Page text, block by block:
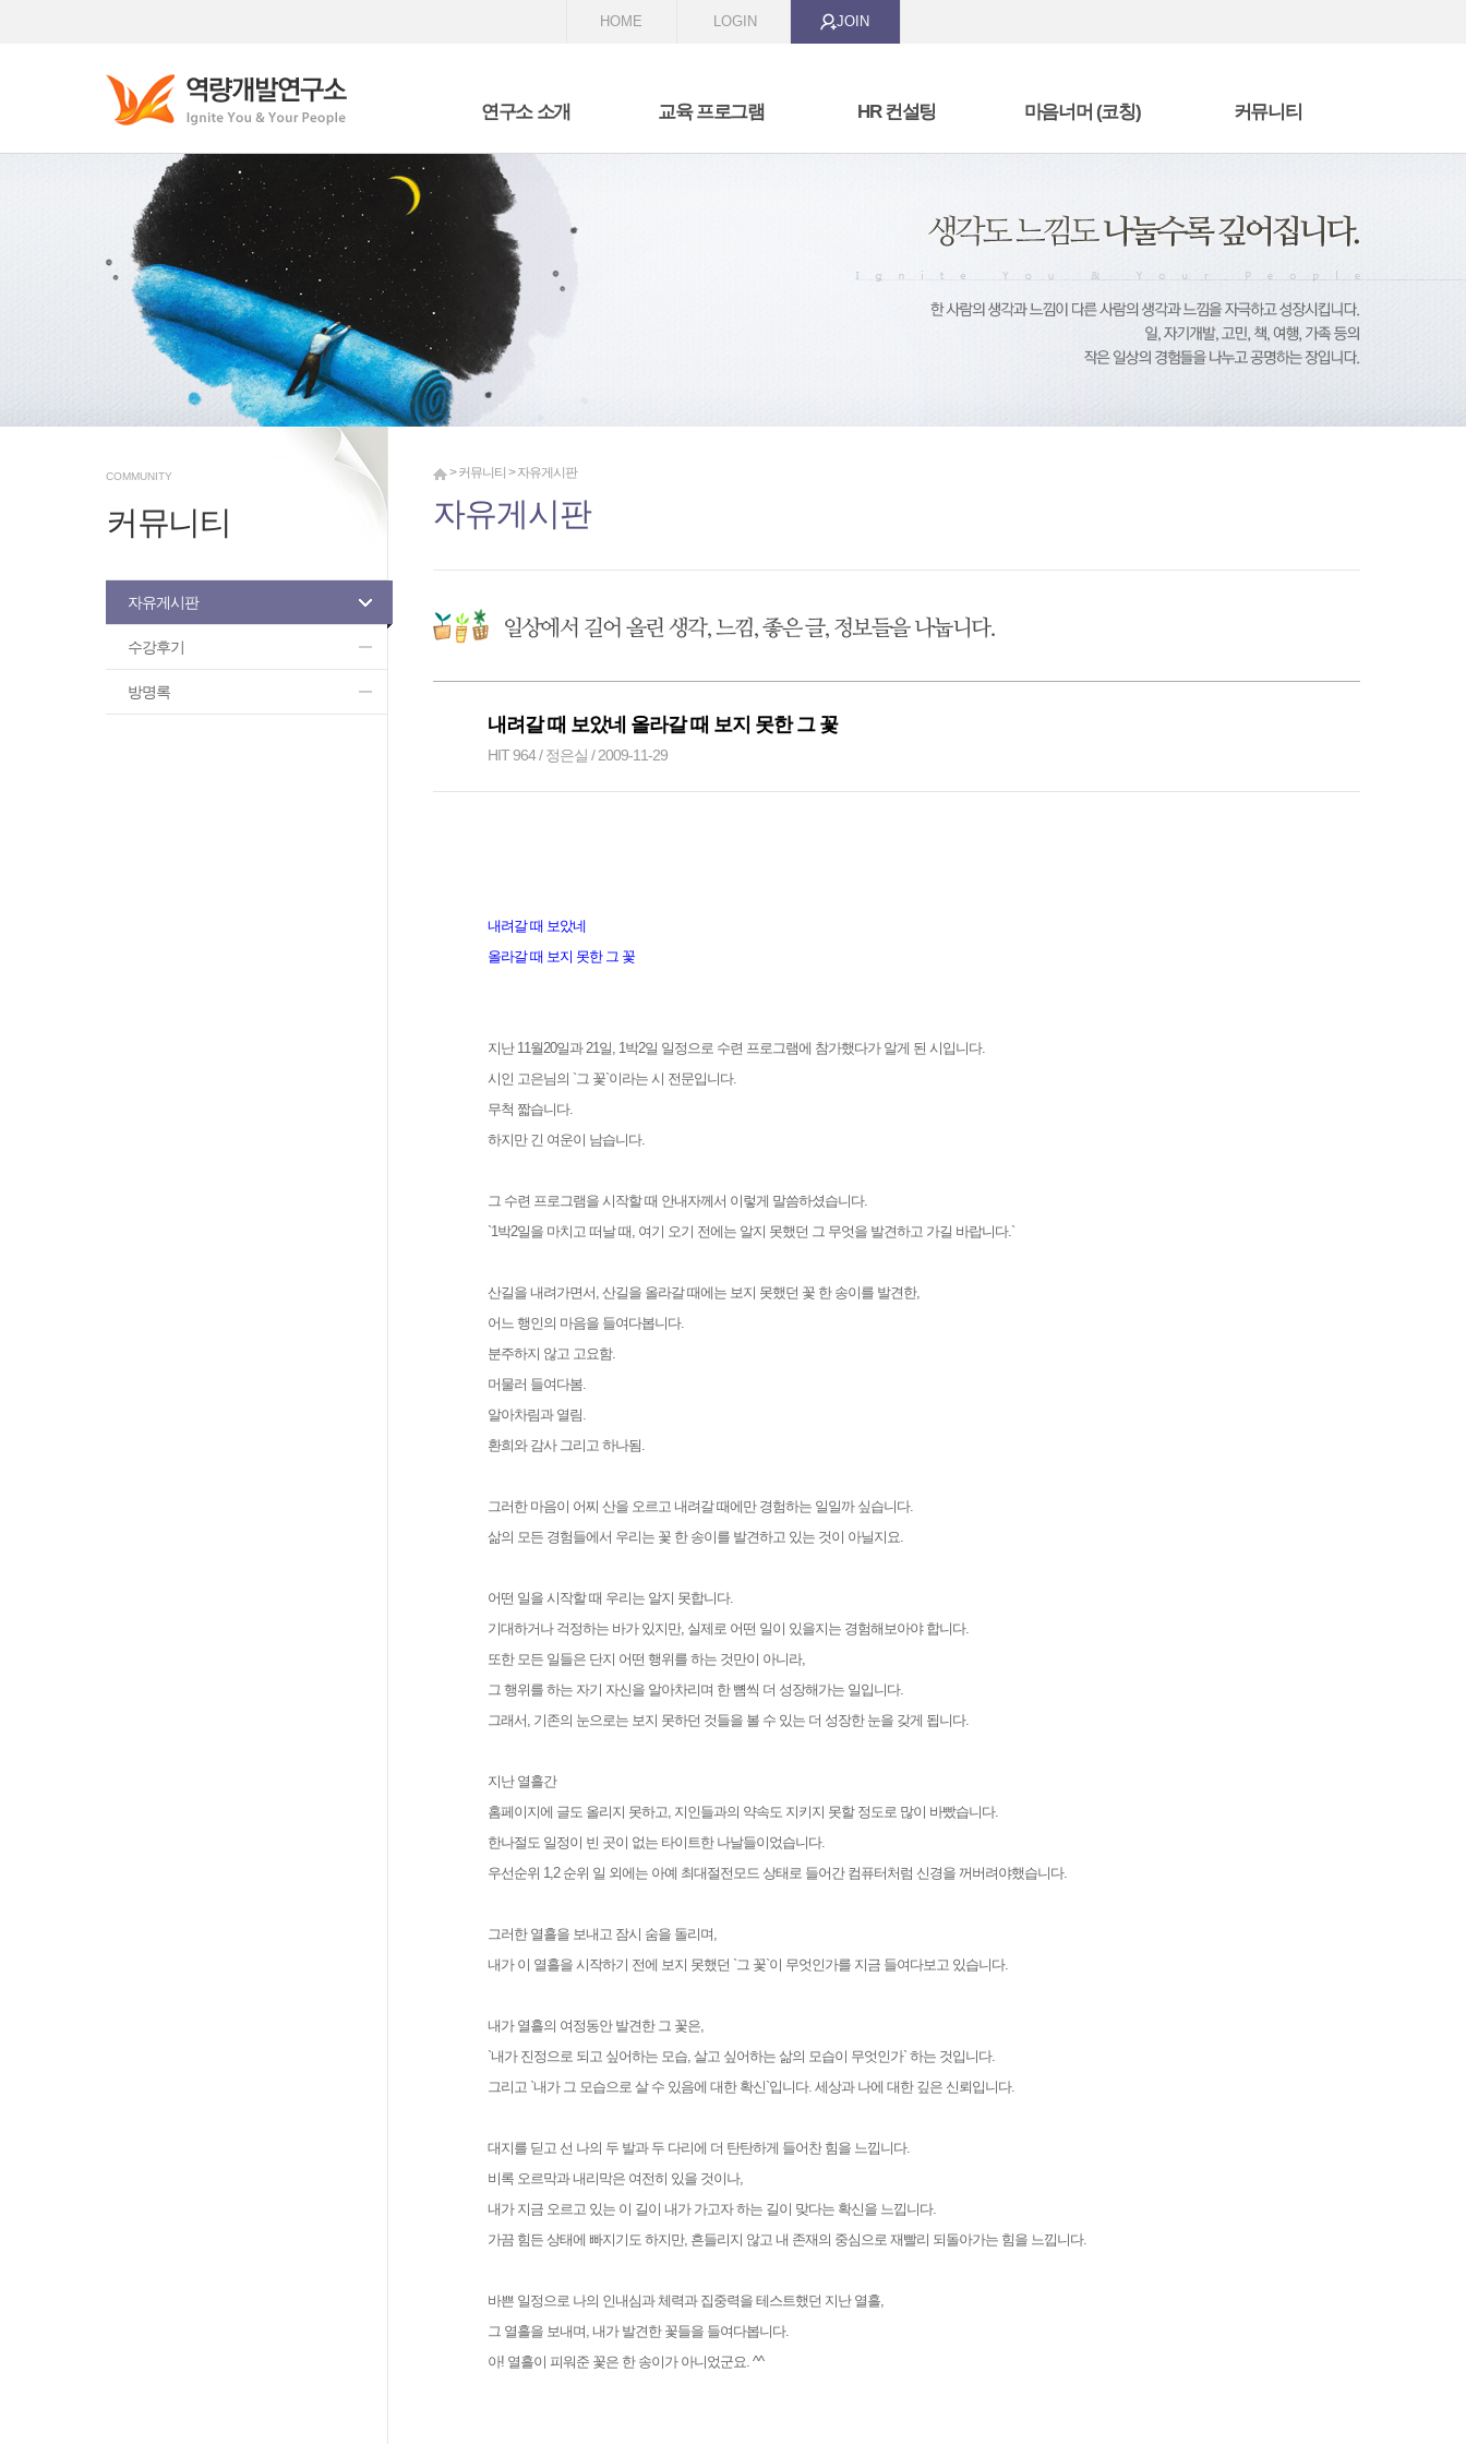
HOME LOGIN JOIN
연구소 소개
Who we are
What we are doing
교육 프로그램 HR 컨설팅
역량 모델링 및 역량 진단
선발 시스템 구축
성과 관리 시스템 구축
마음너머 (코칭)
책을 읽고
에니어그램 전문가 과정
상담/코칭 프로그램
커뮤니티
수강후기
방명록
COMMUNITY
커뮤니티
자유게시판
수강후기
방명록
> 커뮤니티 > 자유게시판
자유게시판
내려갈 때 보았네 올라갈 때 보지 못한 그 꽃
HIT 964 / 정은실 / 2009-11-29
내려갈 때 보았네
올라갈 때 보지 못한 그 꽃
지난 11월20일과 21일, 1박2일 일정으로 수련 프로그램에 참가했다가 알게 된 시입니다.
시인 고은님의 `그 꽃`이라는 시 전문입니다.
무척 짧습니다.
하지만 긴 여운이 남습니다.
그 수련 프로그램을 시작할 때 안내자께서 이렇게 말씀하셨습니다.
`1박2일을 마치고 떠날 때, 여기 오기 전에는 알지 못했던 그 무엇을 발견하고 가길 바랍니다.`
산길을 내려가면서, 산길을 올라갈 때에는 보지 못했던 꽃 한 송이를 발견한,
어느 행인의 마음을 들여다봅니다.
분주하지 않고 고요함.
머물러 들여다봄.
알아차림과 열림.
환희와 감사 그리고 하나됨.
그러한 마음이 어찌 산을 오르고 내려갈 때에만 경험하는 일일까 싶습니다.
삶의 모든 경험들에서 우리는 꽃 한 송이를 발견하고 있는 것이 아닐지요.
어떤 일을 시작할 때 우리는 알지 못합니다.
기대하거나 걱정하는 바가 있지만, 실제로 어떤 일이 있을지는 경험해보아야 합니다.
또한 모든 일들은 단지 어떤 행위를 하는 것만이 아니라,
그 행위를 하는 자기 자신을 알아차리며 한 뼘씩 더 성장해가는 일입니다.
그래서, 기존의 눈으로는 보지 못하던 것들을 볼 수 있는 더 성장한 눈을 갖게 됩니다.
지난 열흘간
홈페이지에 글도 올리지 못하고, 지인들과의 약속도 지키지 못할 정도로 많이 바빴습니다.
한나절도 일정이 빈 곳이 없는 타이트한 나날들이었습니다.
우선순위 1,2 순위 일 외에는 아예 최대절전모드 상태로 들어간 컴퓨터처럼 신경을 꺼버려야했습니다.
그러한 열흘을 보내고 잠시 숨을 돌리며,
내가 이 열흘을 시작하기 전에 보지 못했던 `그 꽃`이 무엇인가를 지금 들여다보고 있습니다.
내가 열흘의 여정동안 발견한 그 꽃은,
`내가 진정으로 되고 싶어하는 모습, 살고 싶어하는 삶의 모습이 무엇인가` 하는 것입니다.
그리고 `내가 그 모습으로 살 수 있음에 대한 확신`입니다. 세상과 나에 대한 깊은 신뢰입니다.
대지를 딛고 선 나의 두 발과 두 다리에 더 탄탄하게 들어찬 힘을 느낍니다.
비록 오르막과 내리막은 여전히 있을 것이나,
내가 지금 오르고 있는 이 길이 내가 가고자 하는 길이 맞다는 확신을 느낍니다.
가끔 힘든 상태에 빠지기도 하지만, 흔들리지 않고 내 존재의 중심으로 재빨리 되돌아가는 힘을 느낍니다.
바쁜 일정으로 나의 인내심과 체력과 집중력을 테스트했던 지난 열흘,
그 열흘을 보내며, 내가 발견한 꽃들을 들여다봅니다.
아! 열흘이 피워준 꽃은 한 송이가 아니었군요. ^^